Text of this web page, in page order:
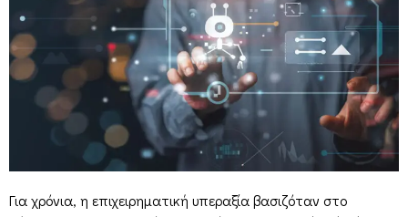
Για χρόνια, η επιχειρηματική υπεραξία βασιζόταν στο